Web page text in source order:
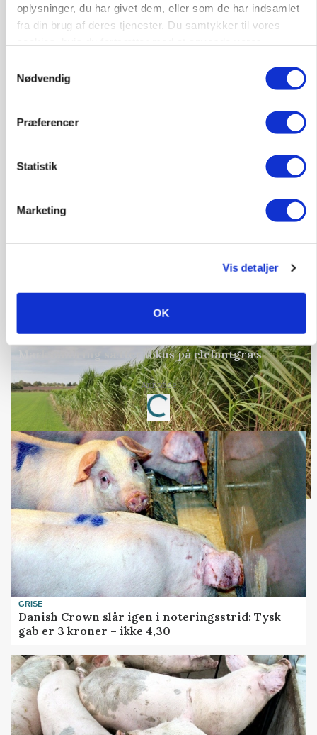
oplysninger, du har givet dem, eller som de har indsamlet
fra din brug af deres tjenester. Du samtykker til vores
Nødvendig
Præferencer
Statistik
Marketing
Vis detaljer
OK
GRISE
Svineproducenter kalder Danish Crowns pris en
katastrofe
Annonce
Markvandring sætter fokus på elefantgræs
Annonce
Loading...
GRISE
Danish Crown slår igen i noteringsstrid: Tysk
gab er 3 kroner – ikke 4,30